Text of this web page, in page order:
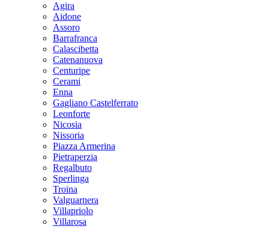
Agira
Aidone
Assoro
Barrafranca
Calascibetta
Catenanuova
Centuripe
Cerami
Enna
Gagliano Castelferrato
Leonforte
Nicosia
Nissoria
Piazza Armerina
Pietraperzia
Regalbuto
Sperlinga
Troina
Valguarnera
Villapriolo
Villarosa